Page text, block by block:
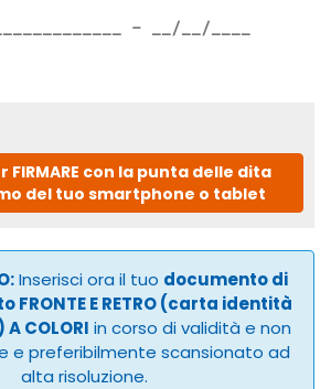
FIRMARE con la punta delle dita
del tuo smartphone o tablet
Inserisci ora il tuo documento di
FRONTE E RETRO (carta identità
COLORI in corso di validità e non
e preferibilmente scansionato ad
alta risoluzione.